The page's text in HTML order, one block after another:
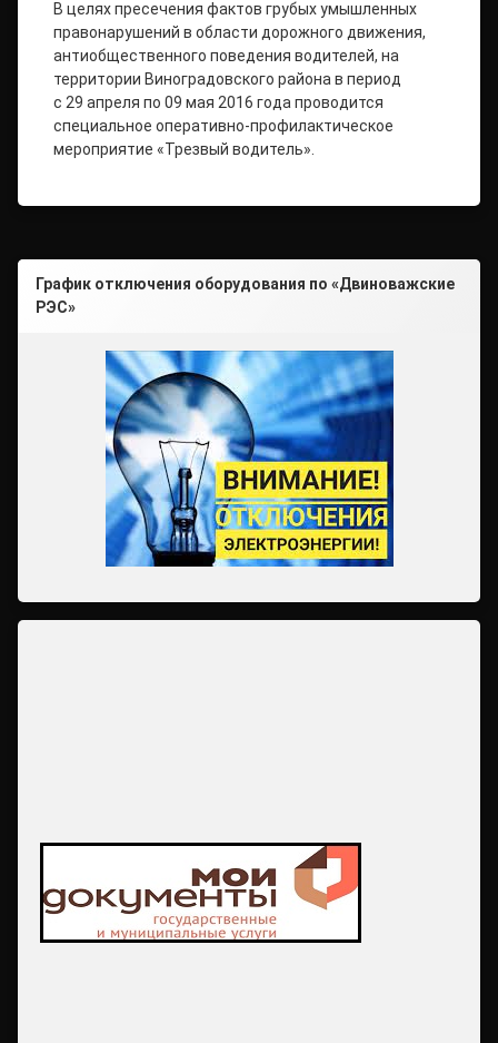
В целях пресечения фактов грубых умышленных
правонарушений в области дорожного движения,
антиобщественного поведения водителей, на
территории Виноградовского района в период
с 29 апреля по 09 мая 2016 года проводится
специальное оперативно-профилактическое
мероприятие «Трезвый водитель».
График отключения оборудования по «Двиноважские
РЭС»